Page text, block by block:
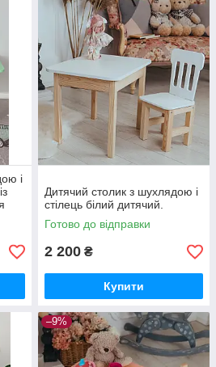
і
Дитячий столик з шухлядою і
стілець білий дитячий.
Готово до відправки
2 200 ₴
Купити
–9%